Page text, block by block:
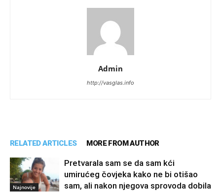
Admin
http://vasglas.info
RELATED ARTICLES MORE FROM AUTHOR
Najnovije
Pretvarala sam se da sam kći
umirućeg čovjeka kako ne bi otišao
sam, ali nakon njegova sprovoda dobila